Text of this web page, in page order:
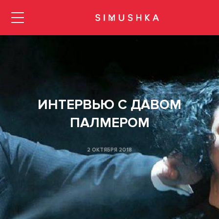
Мужские стрижки
Женские стрижки
Колористика
ИНТЕРВЬЮ С ДАВОМ
ПАЛМЕРОМ
2 ОКТЯБРЯ 2018